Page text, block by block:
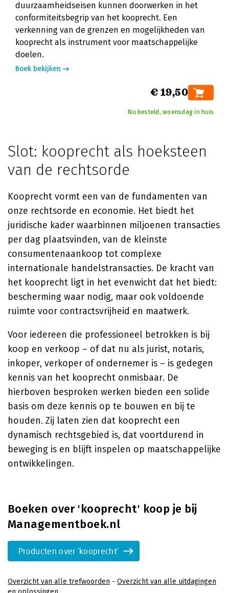
duurzaamheidseisen kunnen doorwerken in het
conformiteitsbegrip van het kooprecht. Een
verkenning van de grenzen en mogelijkheden van
kooprecht als instrument voor maatschappelijke
doelen.
Boek bekijken
€ 19,50
Nu besteld, woensdag in huis
Slot: kooprecht als hoeksteen
van de rechtsorde
Kooprecht vormt een van de fundamenten van
onze rechtsorde en economie. Het biedt het
juridische kader waarbinnen miljoenen transacties
per dag plaatsvinden, van de kleinste
consumentenaankoop tot complexe
internationale handelstransacties. De kracht van
het kooprecht ligt in het evenwicht dat het biedt:
bescherming waar nodig, maar ook voldoende
ruimte voor contractsvrijheid en maatwerk.
Voor iedereen die professioneel betrokken is bij
koop en verkoop – of dat nu als jurist, notaris,
inkoper, verkoper of ondernemer is – is gedegen
kennis van het kooprecht onmisbaar. De
hierboven besproken werken bieden een solide
basis om deze kennis op te bouwen en bij te
houden. Zij laten zien dat kooprecht een
dynamisch rechtsgebied is, dat voortdurend in
beweging is en blijft inspelen op maatschappelijke
ontwikkelingen.
Boeken over 'kooprecht' koop je bij
Managementboek.nl
Producten over 'kooprecht'
Overzicht van alle trefwoorden - Overzicht van alle uitdagingen